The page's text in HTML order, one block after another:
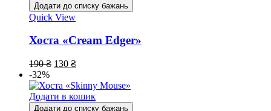
Додати до списку бажань
Quick View
Хоста «Cream Edger»
190₴ 130 ₴
-32%
Додати в кошик
Додати до списку бажань